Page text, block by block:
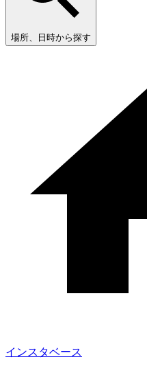
場所、日時から探す
インスタベース